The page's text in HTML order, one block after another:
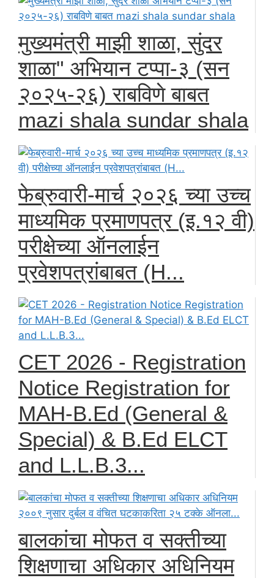
मुख्यमंत्री माझी शाळा, सुंदर
शाळा" अभियान टप्पा-३ (सन
२०२५-२६) राबविणे बाबत
mazi shala sundar shala
फेब्रुवारी-मार्च २०२६ च्या उच्च
माध्यमिक प्रमाणपत्र (इ.१२ वी)
परीक्षेच्या ऑनलाईन
प्रवेशपत्रांबाबत (H...
CET 2026 - Registration
Notice Registration for
MAH-B.Ed (General &
Special) & B.Ed ELCT
and L.L.B.3...
बालकांचा मोफत व सक्तीच्या
शिक्षणाचा अधिकार अधिनियम